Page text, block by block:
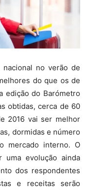
no verão de
do que os de
edição do Barómetro
obtidas, cerca de 60
2016 vai ser melhor
dormidas e número
mercado interno. O
uma evolução ainda
dos respondentes
e receitas serão